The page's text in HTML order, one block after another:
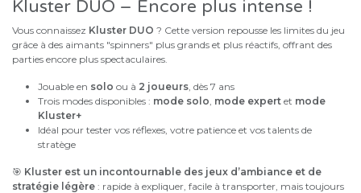
Kluster DUO – Encore plus intense !
Vous connaissez Kluster DUO ? Cette version repousse les limites du jeu
grâce à des aimants "spinners" plus grands et plus réactifs, offrant des
parties encore plus spectaculaires.
Jouable en solo ou à 2 joueurs, dès 7 ans
Trois modes disponibles : mode solo, mode expert et mode
Kluster+
Idéal pour tester vos réflexes, votre patience et vos talents de
stratège
🎯 Kluster est un incontournable des jeux d’ambiance et de
stratégie légère : rapide à expliquer, facile à transporter, mais toujours